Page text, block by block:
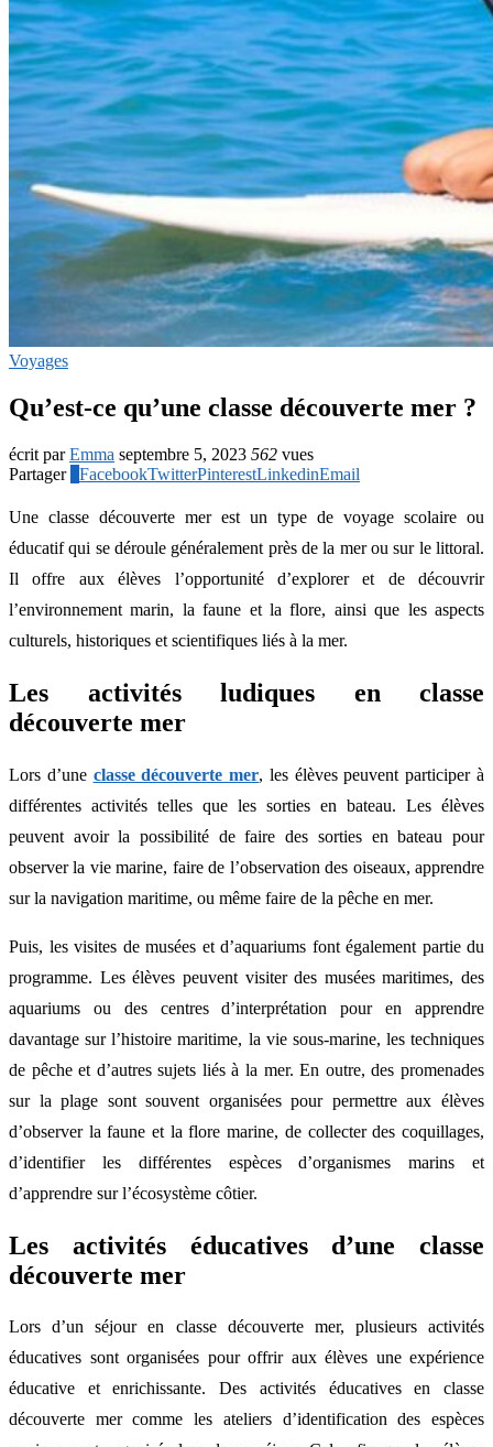
Voyages
Qu’est-ce qu’une classe découverte mer ?
écrit parEmma septembre 5, 2023 562 vues
Partager
FacebookTwitterPinterestLinkedinEmail
Une classe découverte mer est un type de voyage scolaire ou
éducatif qui se déroule généralement près de la mer ou sur le littoral.
Il offre aux élèves l’opportunité d’explorer et de découvrir
l’environnement marin, la faune et la flore, ainsi que les aspects
culturels, historiques et scientifiques liés à la mer.
Les activités ludiques en classe
découverte mer
Lors d’une classe découverte mer, les élèves peuvent participer à
différentes activités telles que les sorties en bateau. Les élèves
peuvent avoir la possibilité de faire des sorties en bateau pour
observer la vie marine, faire de l’observation des oiseaux, apprendre
sur la navigation maritime, ou même faire de la pêche en mer.
Puis, les visites de musées et d’aquariums font également partie du
programme. Les élèves peuvent visiter des musées maritimes, des
aquariums ou des centres d’interprétation pour en apprendre
davantage sur l’histoire maritime, la vie sous-marine, les techniques
de pêche et d’autres sujets liés à la mer. En outre, des promenades
sur la plage sont souvent organisées pour permettre aux élèves
d’observer la faune et la flore marine, de collecter des coquillages,
d’identifier les différentes espèces d’organismes marins et
d’apprendre sur l’écosystème côtier.
Les activités éducatives d’une classe
découverte mer
Lors d’un séjour en classe découverte mer, plusieurs activités
éducatives sont organisées pour offrir aux élèves une expérience
éducative et enrichissante. Des activités éducatives en classe
découverte mer comme les ateliers d’identification des espèces